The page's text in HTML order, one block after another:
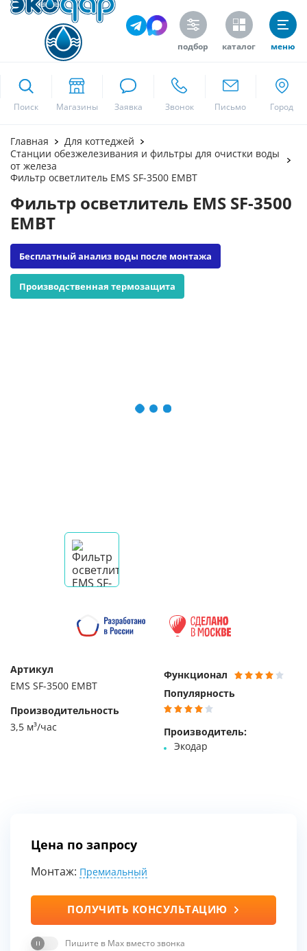
подбор каталог меню
Поиск
Москва
Да
Главная
Для коттеджей
Станции обезжелезивания и фильтры для очистки воды
от железа
Фильтр осветлитель EMS SF-3500 EMBT
Фильтр осветлитель EMS SF-3500
EMBT
Бесплатный анализ воды после монтажа
Производственная термозащита
Артикул
EMS SF-3500 EMBT
Производительность
3,5 м³/час
Функционал
Популярность
Производитель:
Экодар
Цена по запросу
Монтаж: Премиальный
ПОЛУЧИТЬ КОНСУЛЬТАЦИЮ
Пишите в Max вместо звонка